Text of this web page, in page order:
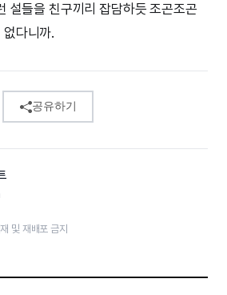
설들을 친구끼리 잡담하듯 조곤조곤
다니까.
공유하기
및 재배포 금지